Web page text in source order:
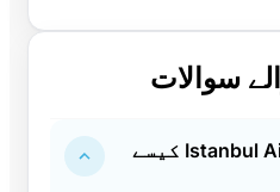
سوالات
Istanbul Airport Shuttle Service کیسے